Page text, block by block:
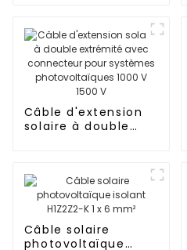
Câble d'extension
solaire à double
photovoltaïques
1000 V 1500 V
Câble solaire
photovoltaïque